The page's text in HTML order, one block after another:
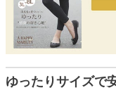
ゆったりサイズで